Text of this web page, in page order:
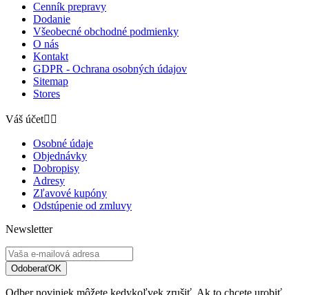
Cenník prepravy
Dodanie
Všeobecné obchodné podmienky
O nás
Kontakt
GDPR - Ochrana osobných údajov
Sitemap
Stores
Váš účet 
Osobné údaje
Objednávky
Dobropisy
Adresy
Zľavové kupóny
Odstúpenie od zmluvy
Newsletter
OdoberaťOK